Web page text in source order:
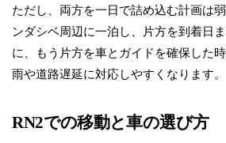
ただし、両方を一日で詰め込む計画は
ンダシベ周辺に一泊し、片方を到着日
に、もう片方を車とガイドを確保した
雨や道路遅延に対応しやすくなります。
RN2での移動と車の選び方